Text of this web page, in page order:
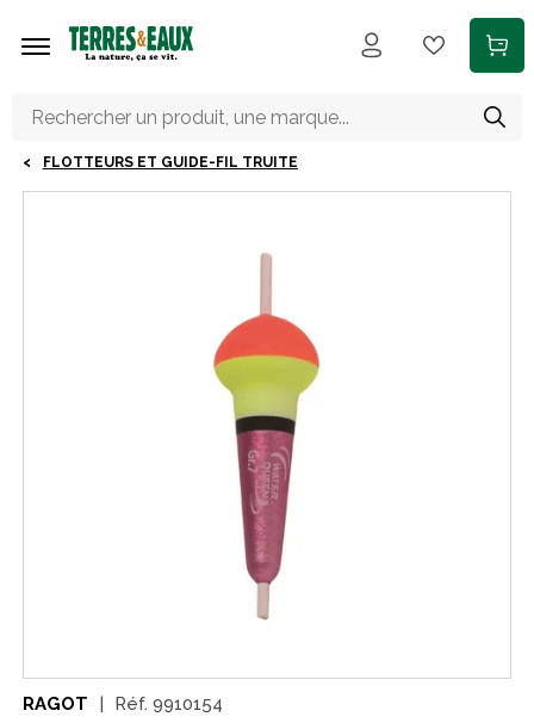
FLOTTEURS ET GUIDE-FIL TRUITE
RAGOT Réf. 9910154